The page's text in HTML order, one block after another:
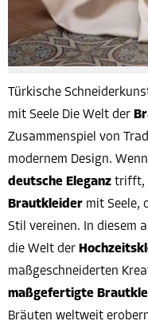
Türkische
mit Seele Die Welt der
Zusammenspiel von
modernem Design. Wenn
deutsche Eleganz trifft,
Brautkleider mit Seele,
Stil vereinen. In diesem
die Welt der
maßgeschneiderten
maßgefertigte
Bräuten weltweit